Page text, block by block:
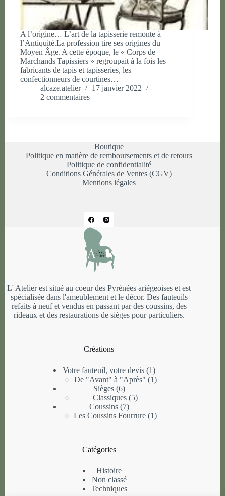
A l’origine… L’art de la tapisserie remonte à
l’Antiquité.La profession tire ses origines du
Moyen Âge. A cette époque, le « Corps de
Marchands Tapissiers » regroupait à la fois les
fabricants de tapis et tapisseries, les
confectionneurs de courtines…
alcaze.atelier
17 janvier 2022
2 commentaires
Boutique
Politique en matière de remboursements et de retours
Politique de confidentialité
Conditions Générales de Ventes (CGV)
Mentions légales
L' Atelier est situé au coeur des Pyrénées ariégeoises et est
spécialisée dans l'ameublement et le décor. Des fauteuils
refaits à neuf et vendus en passant par des coussins, des
rideaux et des restaurations de sièges pour particuliers.
Créations
Votre fauteuil, votre devis 11
produit
De "Avant" à "Après" 11
Sièges 66
produits
Classiques 55
Coussins 77
produits
Les Coussins Fourrure 11
Catégories
Histoire
Non classé
Techniques